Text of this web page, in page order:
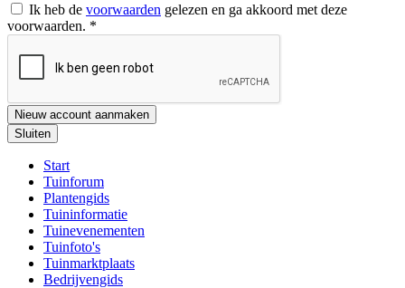
Ik heb de voorwaarden gelezen en ga akkoord met deze
voorwaarden. *
Nieuw account aanmaken
Sluiten
Start
Tuinforum
Plantengids
Tuininformatie
Tuinevenementen
Tuinfoto's
Tuinmarktplaats
Bedrijvengids